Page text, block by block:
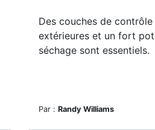
Des couches de contrôle
extérieures et un fort
séchage sont essentiels.
Par : Randy Williams